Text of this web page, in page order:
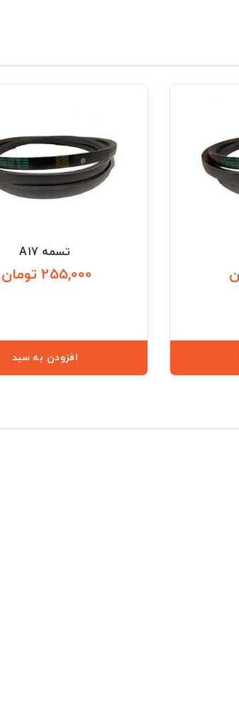
تسمه A17
255,000 تومان
افزودن به سبد